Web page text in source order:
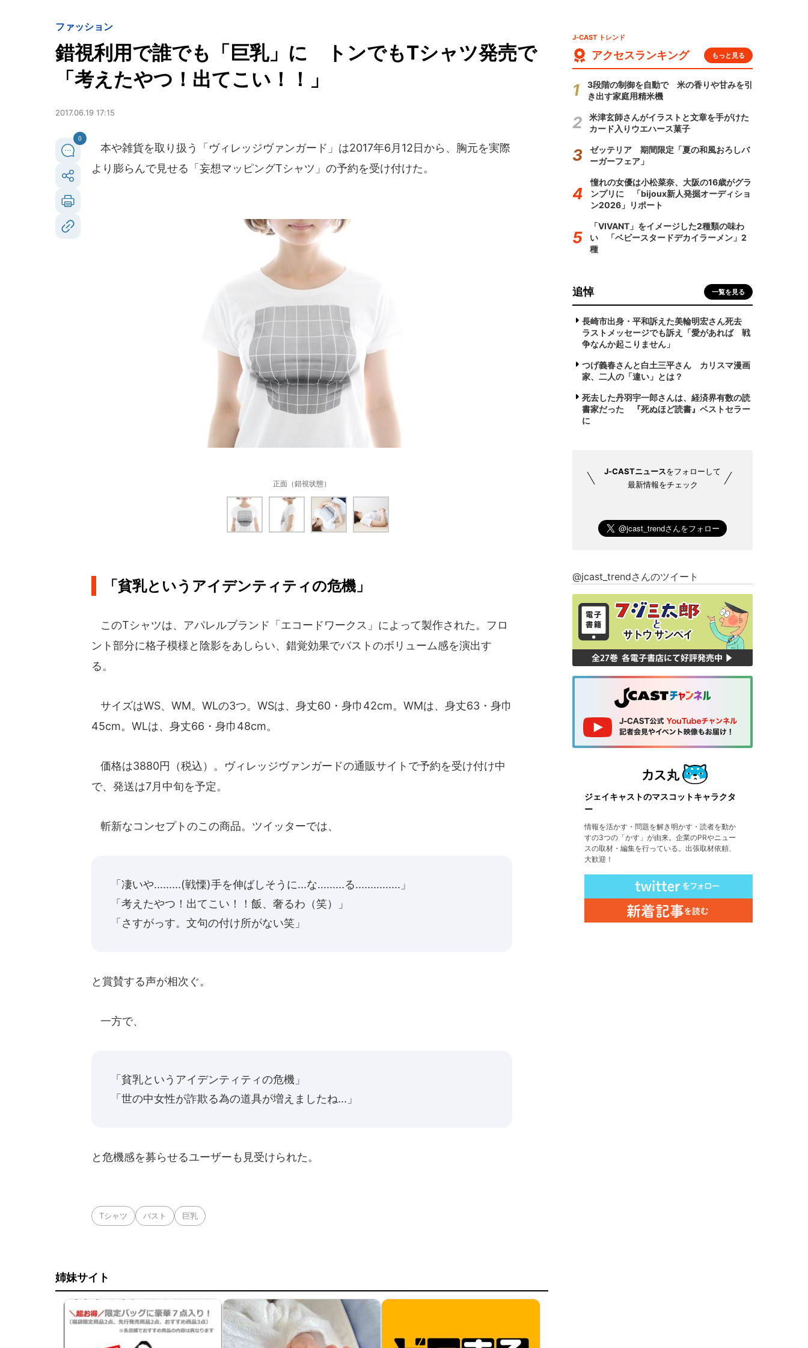
ファッション
錯視利用で誰でも「巨乳」に トンでもTシャツ発売で
「考えたやつ！出てこい！！」
2017.06.19 17:15
0
本や雑貨を取り扱う「ヴィレッジヴァンガード」は2017年6月12日から、胸元を実際
より膨らんで見せる「妄想マッピングTシャツ」の予約を受け付けた。
正面（錯視状態）
「貧乳というアイデンティティの危機」
このTシャツは、アパレルブランド「エコードワークス」によって製作された。フロ
ント部分に格子模様と陰影をあしらい、錯覚効果でバストのボリューム感を演出す
る。
サイズはWS、WM。WLの3つ。WSは、身丈60・身巾42cm。WMは、身丈63・身巾
45cm。WLは、身丈66・身巾48cm。
価格は3880円（税込）。ヴィレッジヴァンガードの通販サイトで予約を受け付け中
で、発送は7月中旬を予定。
斬新なコンセプトのこの商品。ツイッターでは、
「凄いや.........(戦慄)手を伸ばしそうに...な.........る...............」
「考えたやつ！出てこい！！飯、奢るわ（笑）」
「さすがっす。文句の付け所がない笑」
と賞賛する声が相次ぐ。
一方で、
「貧乳というアイデンティティの危機」
「世の中女性が詐欺る為の道具が増えましたね...」
と危機感を募らせるユーザーも見受けられた。
Tシャツ バスト 巨乳
姉妹サイト
J-CAST トレンド
アクセスランキング もっと見る
3段階の制御を自動で 米の香りや甘みを引
き出す家庭用精米機
米津玄師さんがイラストと文章を手がけた
カード入りウエハース菓子
ゼッテリア 期間限定「夏の和風おろしバ
ーガーフェア」
憧れの女優は小松菜奈、大阪の16歳がグラ
ンプリに 「bijoux新人発掘オーディショ
ン2026」リポート
「VIVANT」をイメージした2種類の味わ
い 「ベビースタードデカイラーメン」2
種
追悼 一覧を見る
長崎市出身・平和訴えた美輪明宏さん死去
ラストメッセージでも訴え「愛があれば 戦
争なんか起こりません」
つげ義春さんと白土三平さん カリスマ漫画
家、二人の「違い」とは？
死去した丹羽宇一郎さんは、経済界有数の読
書家だった 『死ぬほど読書』ベストセラー
に
J-CASTニュースをフォローして
最新情報をチェック
@jcast_trendさんのツイート
ジェイキャストのマスコットキャラクタ
ー
情報を活かす・問題を解き明かす・読者を動か
すの3つの「かす」が由来。企業のPRやニュー
スの取材・編集を行っている。出張取材依頼、
大歓迎！